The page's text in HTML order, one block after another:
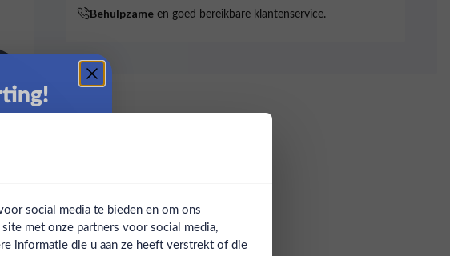
Behulpzame en goed bereikbare klantenservice.
social media te bieden en om ons
met onze partners voor social media,
informatie die u aan ze heeft verstrekt of die